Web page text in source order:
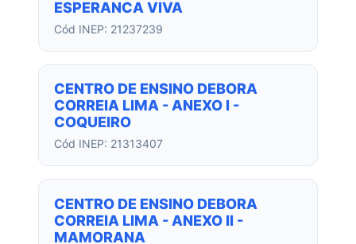
ESPERANCA VIVA
Cód INEP: 21237239
CENTRO DE ENSINO DEBORA
CORREIA LIMA - ANEXO I -
COQUEIRO
Cód INEP: 21313407
CENTRO DE ENSINO DEBORA
CORREIA LIMA - ANEXO II -
MAMORANA